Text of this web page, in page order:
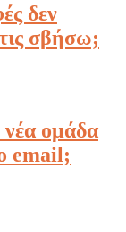
δεν
σβήσω;
ομάδα
email;